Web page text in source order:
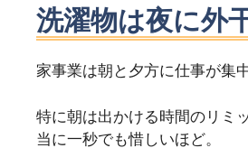
洗濯物は夜に外
家事業は朝と夕方に仕事が集
特に朝は出かける時間のリミ
当に一秒でも惜しいほど。